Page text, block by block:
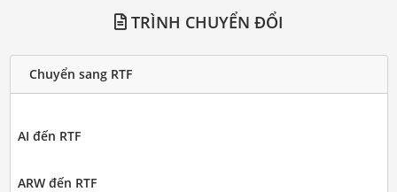
TRÌNH CHUYỂN ĐỔI
Chuyển sang RTF
AI đến RTF
ARW đến RTF